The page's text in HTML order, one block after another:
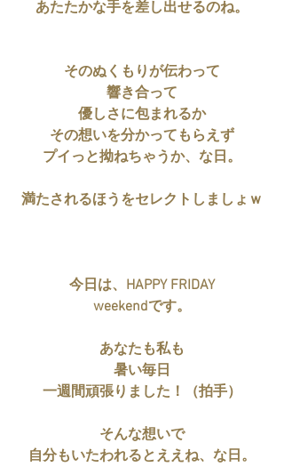
あたたかな手を差し出せるのね。
そのぬくもりが伝わって
響き合って
優しさに包まれるか
その想いを分かってもらえず
プイっと拗ねちゃうか、な日。
満たされるほうをセレクトしましょｗ
今日は、HAPPY FRIDAY
weekendです。
あなたも私も
暑い毎日
一週間頑張りました！（拍手）
そんな想いで
自分もいたわれるとええね、な日。